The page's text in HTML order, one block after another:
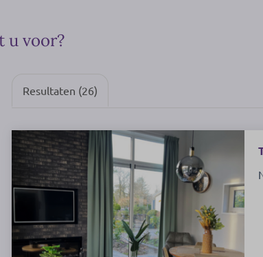
u voor?
Resultaten (26)